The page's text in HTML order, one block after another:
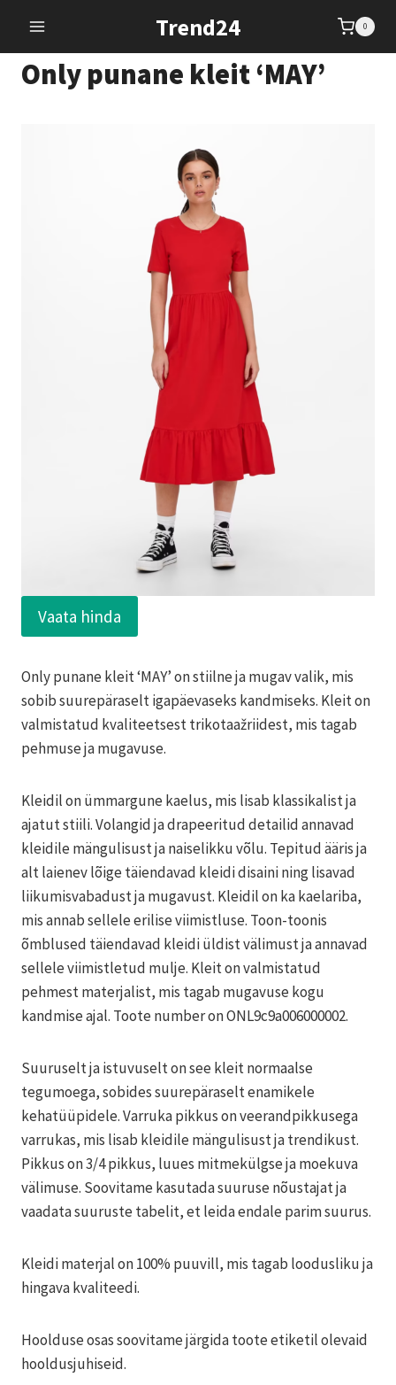
content
Trend24 0
Only punane kleit ‘MAY’
Vaata hinda
Only punane kleit ‘MAY’ on stiilne ja mugav valik, mis
sobib suurepäraselt igapäevaseks kandmiseks. Kleit on
valmistatud kvaliteetsest trikotaažriidest, mis tagab
pehmuse ja mugavuse.
Kleidil on ümmargune kaelus, mis lisab klassikalist ja
ajatut stiili. Volangid ja drapeeritud detailid annavad
kleidile mängulisust ja naiselikku võlu. Tepitud ääris ja
alt laienev lõige täiendavad kleidi disaini ning lisavad
liikumisvabadust ja mugavust. Kleidil on ka kaelariba,
mis annab sellele erilise viimistluse. Toon-toonis
õmblused täiendavad kleidi üldist välimust ja annavad
sellele viimistletud mulje. Kleit on valmistatud
pehmest materjalist, mis tagab mugavuse kogu
kandmise ajal. Toote number on ONL9c9a006000002.
Suuruselt ja istuvuselt on see kleit normaalse
tegumoega, sobides suurepäraselt enamikele
kehatüüpidele. Varruka pikkus on veerandpikkusega
varrukas, mis lisab kleidile mängulisust ja trendikust.
Pikkus on 3/4 pikkus, luues mitmekülgse ja moekuva
välimuse. Soovitame kasutada suuruse nõustajat ja
vaadata suuruste tabelit, et leida endale parim suurus.
Kleidi materjal on 100% puuvill, mis tagab loodusliku ja
hingava kvaliteedi.
Hoolduse osas soovitame järgida toote etiketil olevaid
hooldusjuhiseid.